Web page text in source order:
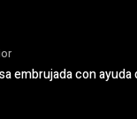
embrujada con